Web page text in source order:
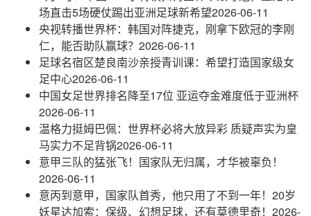
场直击5场硬仗踢出亚洲足球新希望2026-06-11
央视转播世界杯：韩国对阵捷克，刚拿下欧冠的李刚
仁，能否助队赢球？ 2026-06-11
足球名宿区楚良南沙亲授青训课：希望打造国家级女
足中心2026-06-11
中国女足世界排名降至17位 亚运夺金难度低于亚洲杯
2026-06-11
温格力挺姆巴佩：世界杯必将大放异彩 质疑声实为皇
马实力不足背锅2026-06-11
意甲三队的猛张飞！国家队无归属，才华被辜负！
2026-06-11
意丙到意甲，国家队首秀，他只用了不到一年！20岁
妖星达加索：保级、幻想足球，还有莫德里奇！ 2026-